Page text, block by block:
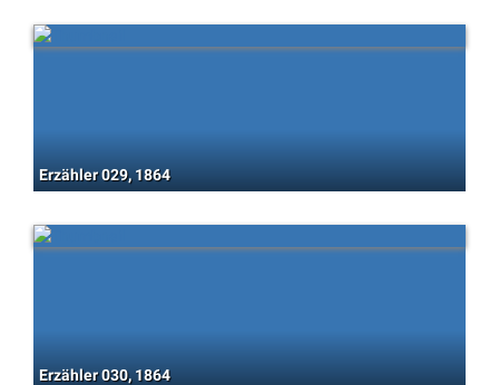
Erzähler 029, 1864
Erzähler 030, 1864